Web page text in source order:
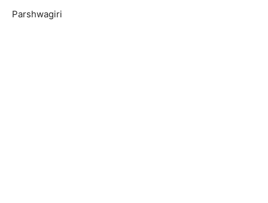
Parshwagiri